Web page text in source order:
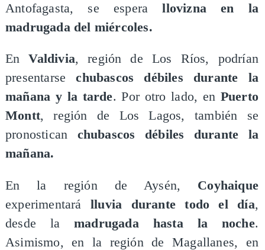
Antofagasta, se esperallovizna en la
madrugada del miércoles.
En Valdivia, región de Los Ríos, podrían
presentarsechubascos débiles durante la
mañana y la tarde. Por otro lado, en Puerto
Montt, región de Los Lagos, también se
pronostican chubascos débiles durante la
mañana.
En la región de Aysén, Coyhaique
experimentará lluvia durante todo el día,
desde lamadrugada hasta la noche.
Asimismo, en la región de Magallanes, en